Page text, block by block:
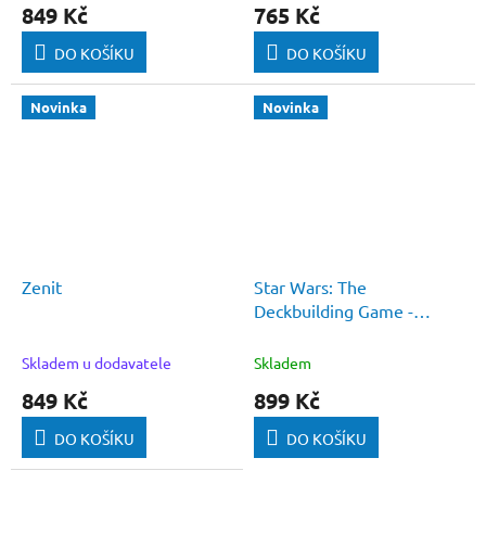
849 Kč
DO KOŠÍKU
765 Kč
DO KOŠÍKU
Novinka
Zenit
Skladem u dodavatele
849 Kč
DO KOŠÍKU
Novinka
Star Wars: The
Deckbuilding Game -
Posily
Skladem
899 Kč
DO KOŠÍKU